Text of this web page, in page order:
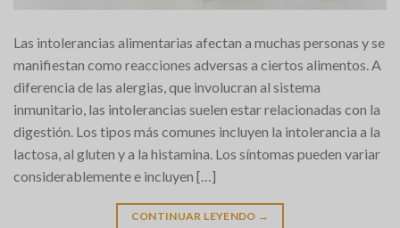
Las intolerancias alimentarias afectan a muchas personas y se
manifiestan como reacciones adversas a ciertos alimentos. A
diferencia de las alergias, que involucran al sistema
inmunitario, las intolerancias suelen estar relacionadas con la
digestión. Los tipos más comunes incluyen la intolerancia a la
lactosa, al gluten y a la histamina. Los síntomas pueden variar
considerablemente e incluyen […]
CONTINUAR LEYENDO →